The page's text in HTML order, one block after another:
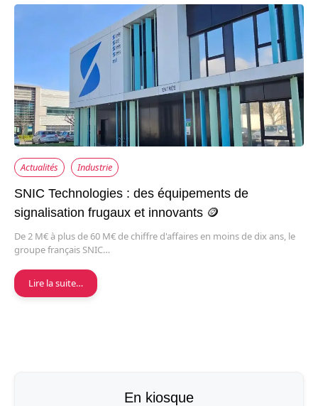
Actualités Industrie
SNIC Technologies : des équipements de
signalisation frugaux et innovants 🪙
De 2 M€ à plus de 60 M€ de chiffre d'affaires en moins de dix ans, le
groupe français SNIC…
Lire la suite…
En kiosque